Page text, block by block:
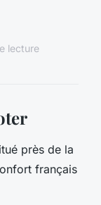
lecture
près de la
français